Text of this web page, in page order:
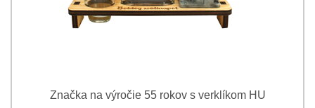
Značka na výročie 55 rokov s verklíkom HU